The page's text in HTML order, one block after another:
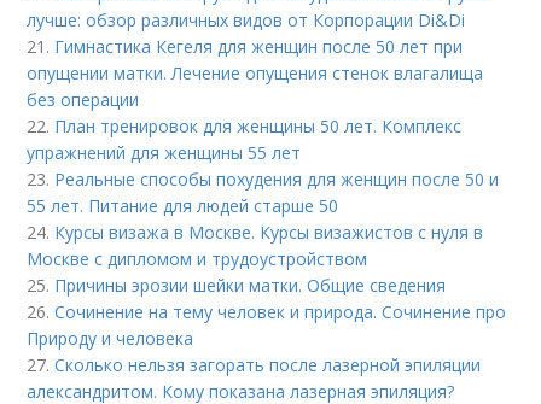
лучше: обзор различных видов от Корпорации Di&Di
21. Гимнастика Кегеля для женщин после 50 лет при
опущении матки. Лечение опущения стенок влагалища
без операции
22. План тренировок для женщины 50 лет. Комплекс
упражнений для женщины 55 лет
23. Реальные способы похудения для женщин после 50 и
55 лет. Питание для людей старше 50
24. Курсы визажа в Москве. Курсы визажистов с нуля в
Москве с дипломом и трудоустройством
25. Причины эрозии шейки матки. Общие сведения
26.Сочинение на тему человек и природа. Сочинение про
Природу и человека
27.Сколько нельзя загорать после лазерной эпиляции
александритом. Кому показана лазерная эпиляция?